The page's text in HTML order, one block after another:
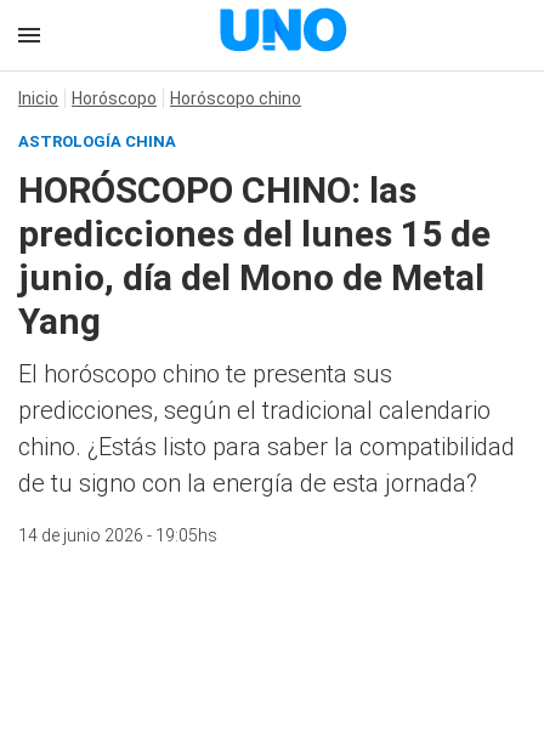
Inicio Horóscopo Horóscopo chino
ASTROLOGÍA CHINA
HORÓSCOPO CHINO: las
predicciones del lunes 15 de
junio, día del Mono de Metal
Yang
El horóscopo chino te presenta sus
predicciones, según el tradicional calendario
chino. ¿Estás listo para saber la compatibilidad
de tu signo con la energía de esta jornada?
14 de junio 2026 - 19:05hs